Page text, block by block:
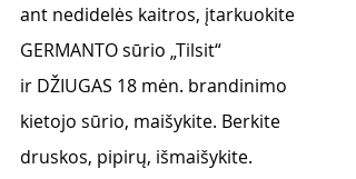
ant nedidelės kaitros, įtarkuokite
GERMANTO sūrio „Tilsit“
ir DŽIUGAS 18 mėn. brandinimo
kietojo sūrio, maišykite. Berkite
druskos, pipirų, išmaišykite.